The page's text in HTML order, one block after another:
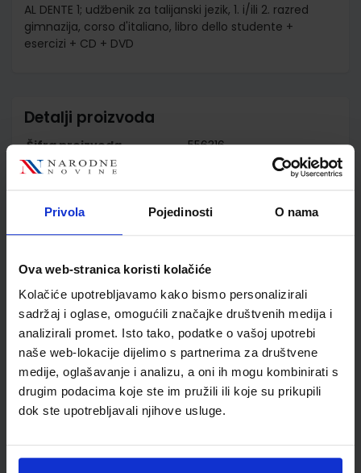
Privola Pojedinosti O nama
Ova web-stranica koristi kolačiće
Kolačiće upotrebljavamo kako bismo personalizirali
sadržaj i oglase, omogućili značajke društvenih medija i
analizirali promet. Isto tako, podatke o vašoj upotrebi
naše web-lokacije dijelimo s partnerima za društvene
medije, oglašavanje i analizu, a oni ih mogu kombinirati s
drugim podacima koje ste im pružili ili koje su prikupili
dok ste upotrebljavali njihove usluge.
AL DENTE 1; udžbenik za talijanski jezik, 1. i/ili 2. razred
gimnazija, corso d'italiano, libro dello studente +
esercizi + CD + DVD
Detalji proizvoda
Šifra proizvoda
556316
Jedinična mjera
Nakladnik
PROFIL KLETT d.o.o.
Autor
Birello Bonafaccia Petri
Vrsta školske knjige
UDŽBENIK
Vrsta škole
4 GIMNAZIJA+STRUKOVN
Nastavni predmet
TALIJANSKI JEZIK
Reg br min
6266